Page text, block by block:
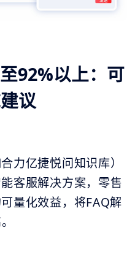
92%以上：可
议
力亿捷悦问知识库）
客服解决方案，零售
量化效益，将FAQ解